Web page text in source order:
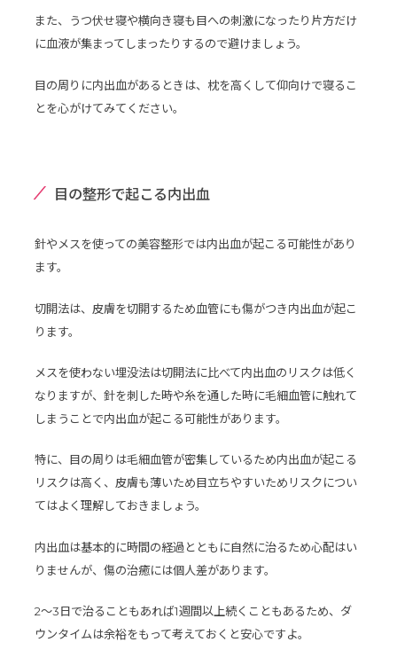
また、うつ伏せ寝や横向き寝も目への刺激になったり片方だけ
に血液が集まってしまったりするので避けましょう。
目の周りに内出血があるときは、枕を高くして仰向けで寝るこ
とを心がけてみてください。
目の整形で起こる内出血
針やメスを使っての美容整形では内出血が起こる可能性があり
ます。
切開法は、皮膚を切開するため血管にも傷がつき内出血が起こ
ります。
メスを使わない埋没法は切開法に比べて内出血のリスクは低く
なりますが、針を刺した時や糸を通した時に毛細血管に触れて
しまうことで内出血が起こる可能性があります。
特に、目の周りは毛細血管が密集しているため内出血が起こる
リスクは高く、皮膚も薄いため目立ちやすいためリスクについ
てはよく理解しておきましょう。
内出血は基本的に時間の経過とともに自然に治るため心配はい
りませんが、傷の治癒には個人差があります。
2～3日で治ることもあれば1週間以上続くこともあるため、ダ
ウンタイムは余裕をもって考えておくと安心ですよ。